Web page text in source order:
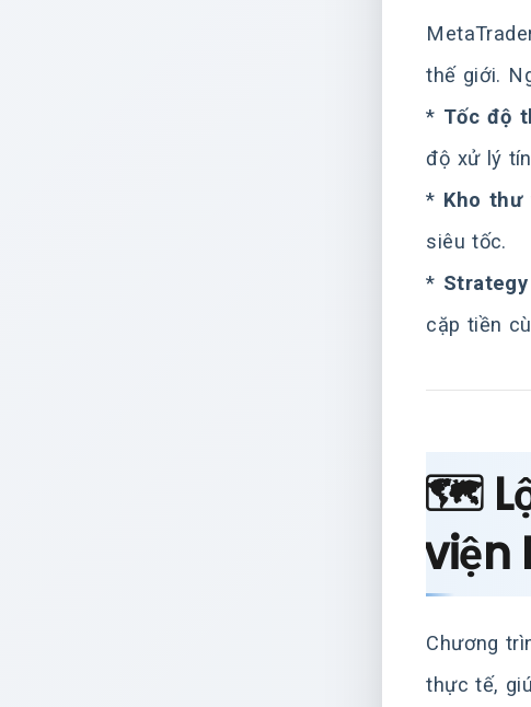
thế giới.
* Tốc độ
độ xử lý
* Kho thư
siêu tốc.
*
cặp tiền
🗺️ Lộ
viện
Chương
thực tế,